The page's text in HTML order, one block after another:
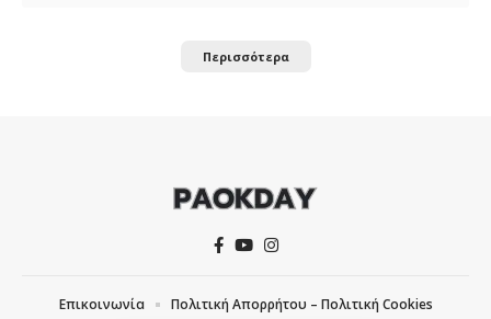
Περισσότερα
Επικοινωνία
Πολιτική Απορρήτου – Πολιτική Cookies